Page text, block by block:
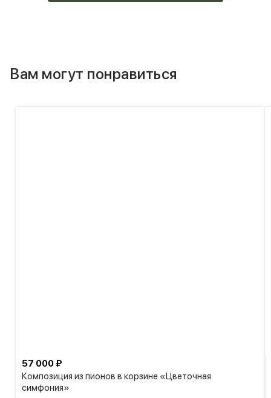
Вам могут понравиться
Композиция из пионов в корзине «Цветочная
симфония»
57 000 ₽